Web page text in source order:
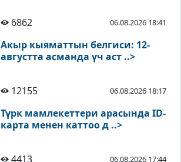
6862 06.08.2026 18:41
Акыр кыяматтын белгиси: 12-
августта асманда үч аст ..>
12155 06.08.2026 18:17
Түрк мамлекеттери арасында ID-
карта менен каттоо д ..>
4413 06.08.2026 17:44